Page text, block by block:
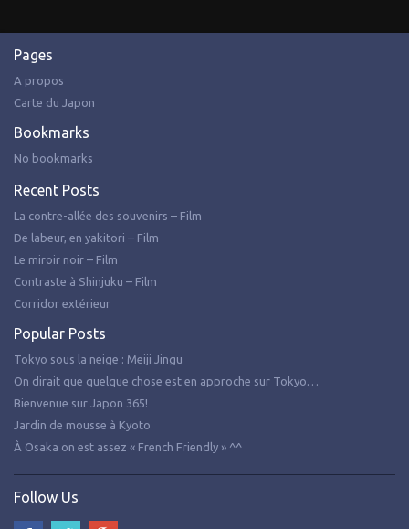
Pages
A propos
Carte du Japon
Bookmarks
No bookmarks
Recent Posts
La contre-allée des souvenirs – Film
De labeur, en yakitori – Film
Le miroir noir – Film
Contraste à Shinjuku – Film
Corridor extérieur
Popular Posts
Tokyo sous la neige : Meiji Jingu
On dirait que quelque chose est en approche sur Tokyo…
Bienvenue sur Japon 365!
Jardin de mousse à Kyoto
À Osaka on est assez « French Friendly » ^^
Follow Us